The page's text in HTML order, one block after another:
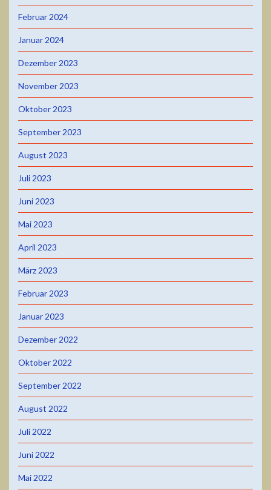
Februar 2024
Januar 2024
Dezember 2023
November 2023
Oktober 2023
September 2023
August 2023
Juli 2023
Juni 2023
Mai 2023
April 2023
März 2023
Februar 2023
Januar 2023
Dezember 2022
Oktober 2022
September 2022
August 2022
Juli 2022
Juni 2022
Mai 2022